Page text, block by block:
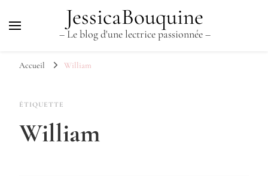
JessicaBouquine
– Le blog d'une lectrice passionnée –
Accueil William
ÉTIQUETTE
William